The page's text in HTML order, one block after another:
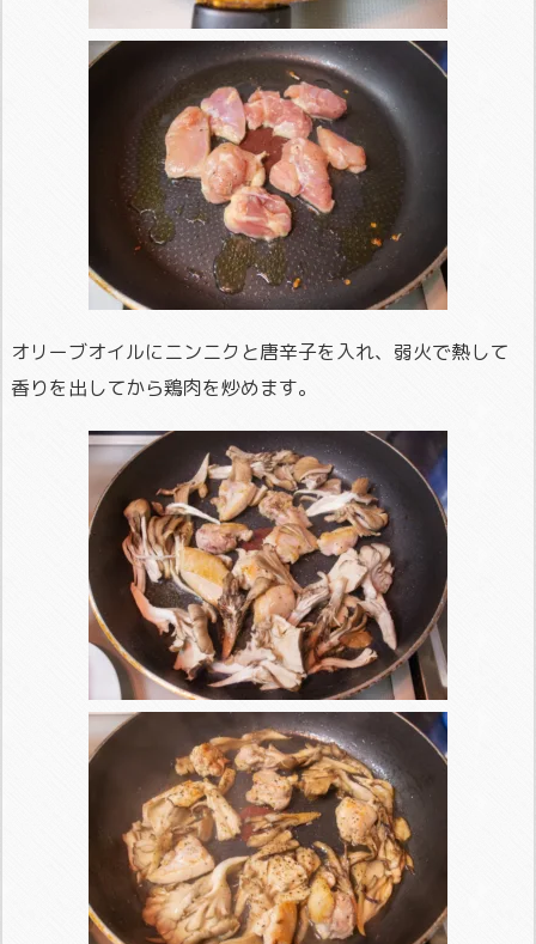
オリーブオイルにニンニクと唐辛子を入れ、弱火で熱して
香りを出してから鶏肉を炒めます。